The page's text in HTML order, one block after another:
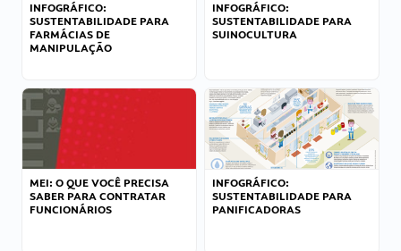
INFOGRÁFICO:
SUSTENTABILIDADE PARA
FARMÁCIAS DE
MANIPULAÇÃO
INFOGRÁFICO:
SUSTENTABILIDADE PARA
SUINOCULTURA
MEI: O QUE VOCÊ PRECISA
SABER PARA CONTRATAR
FUNCIONÁRIOS
INFOGRÁFICO:
SUSTENTABILIDADE PARA
PANIFICADORAS